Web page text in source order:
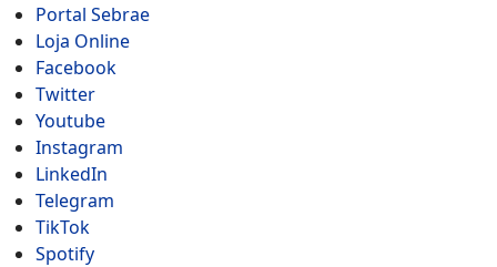
Portal Sebrae
Loja Online
Facebook
Twitter
Youtube
Instagram
LinkedIn
Telegram
TikTok
Spotify